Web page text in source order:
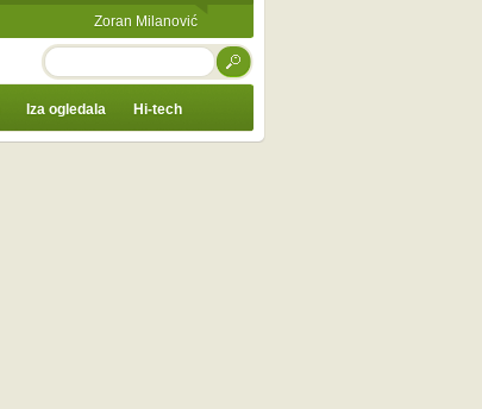
Zoran Milanović
TRAŽI
Iza ogledala Hi-tech